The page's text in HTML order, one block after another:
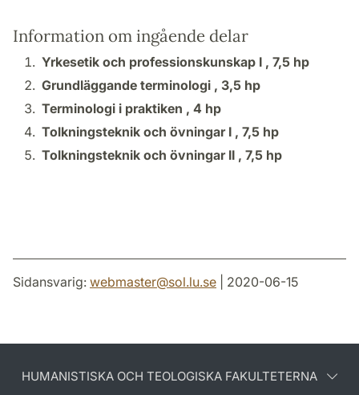
Information om ingående delar
Yrkesetik och professionskunskap I , 7,5 hp
Grundläggande terminologi , 3,5 hp
Terminologi i praktiken , 4 hp
Tolkningsteknik och övningar I , 7,5 hp
Tolkningsteknik och övningar II , 7,5 hp
Sidansvarig: webmaster@sol.lu.se | 2020-06-15
HUMANISTISKA OCH TEOLOGISKA FAKULTETERNA